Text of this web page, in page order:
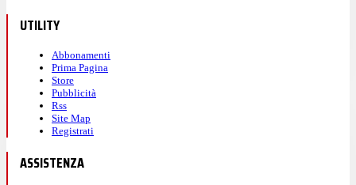
UTILITY
Abbonamenti
Prima Pagina
Store
Pubblicità
Rss
Site Map
Registrati
ASSISTENZA